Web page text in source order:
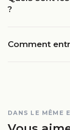
?
Comment
DANS LE MÊME